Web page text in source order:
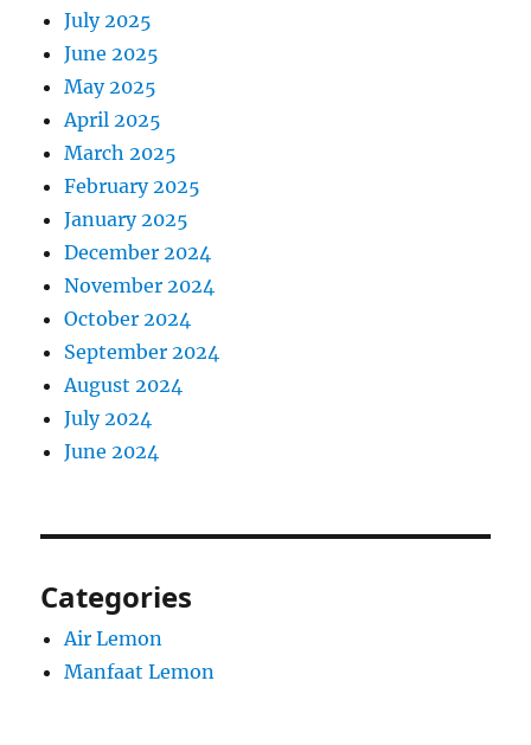
July 2025
June 2025
May 2025
April 2025
March 2025
February 2025
January 2025
December 2024
November 2024
October 2024
September 2024
August 2024
July 2024
June 2024
Categories
Air Lemon
Manfaat Lemon